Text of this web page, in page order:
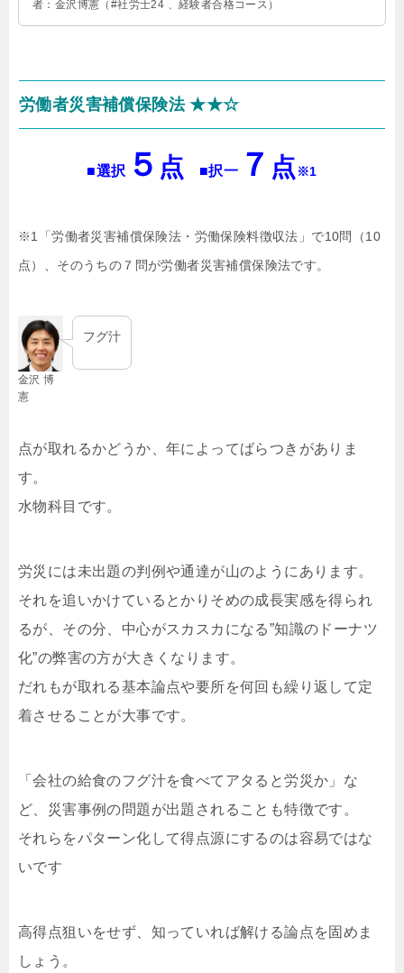
者：金沢博憲（#社労士24 、経験者合格コース）
労働者災害補償保険法 ★★☆
■選択 ５ 点 ■択一 ７ 点 ※1
※1「労働者災害補償保険法・労働保険料徴収法」で10問（10
点）、そのうちの７問が労働者災害補償保険法です。
金沢 博
憲
フグ汁
点が取れるかどうか、年によってばらつきがありま
す。
水物科目です。
労災には未出題の判例や通達が山のようにあります。
それを追いかけているとかりそめの成長実感を得られ
るが、その分、中心がスカスカになる”知識のドーナツ
化”の弊害の方が大きくなります。
だれもが取れる基本論点や要所を何回も繰り返して定
着させることが大事です。
「会社の給食のフグ汁を食べてアタると労災か」な
ど、災害事例の問題が出題されることも特徴です。
それらをパターン化して得点源にするのは容易ではな
いです
高得点狙いをせず、知っていれば解ける論点を固めま
しょう。